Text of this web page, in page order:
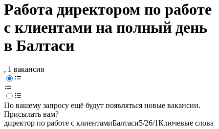
Работа директором по работе
с клиентами на полный день
в Балтаси
, 1 вакансия
По вашему запросу ещё будут появляться новые вакансии.
Присылать вам?
директор по работе с клиентамиБалтаси5/26/1Ключевые слова